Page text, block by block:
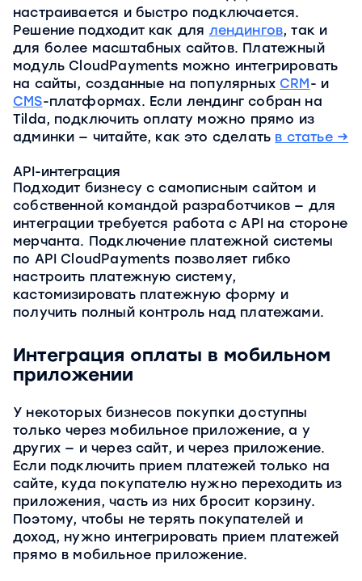
настраивается и быстро подключается.
Решение подходит как для лендингов, так и
для более масштабных сайтов. Платежный
модуль CloudPayments можно интегрировать
на сайты, созданные на популярных CRM- и
CMS-платформах. Если лендинг собран на
Tilda, подключить оплату можно прямо из
админки — читайте, как это сделать в статье →
API-интеграция
Подходит бизнесу с самописным сайтом и
собственной командой разработчиков — для
интеграции требуется работа с API на стороне
мерчанта. Подключение платежной системы
по API CloudPayments позволяет гибко
настроить платежную систему,
кастомизировать платежную форму и
получить полный контроль над платежами.
Интеграция оплаты в мобильном
приложении
У некоторых бизнесов покупки доступны
только через мобильное приложение, а у
других — и через сайт, и через приложение.
Если подключить прием платежей только на
сайте, куда покупателю нужно переходить из
приложения, часть из них бросит корзину.
Поэтому, чтобы не терять покупателей и
доход, нужно интегрировать прием платежей
прямо в мобильное приложение.